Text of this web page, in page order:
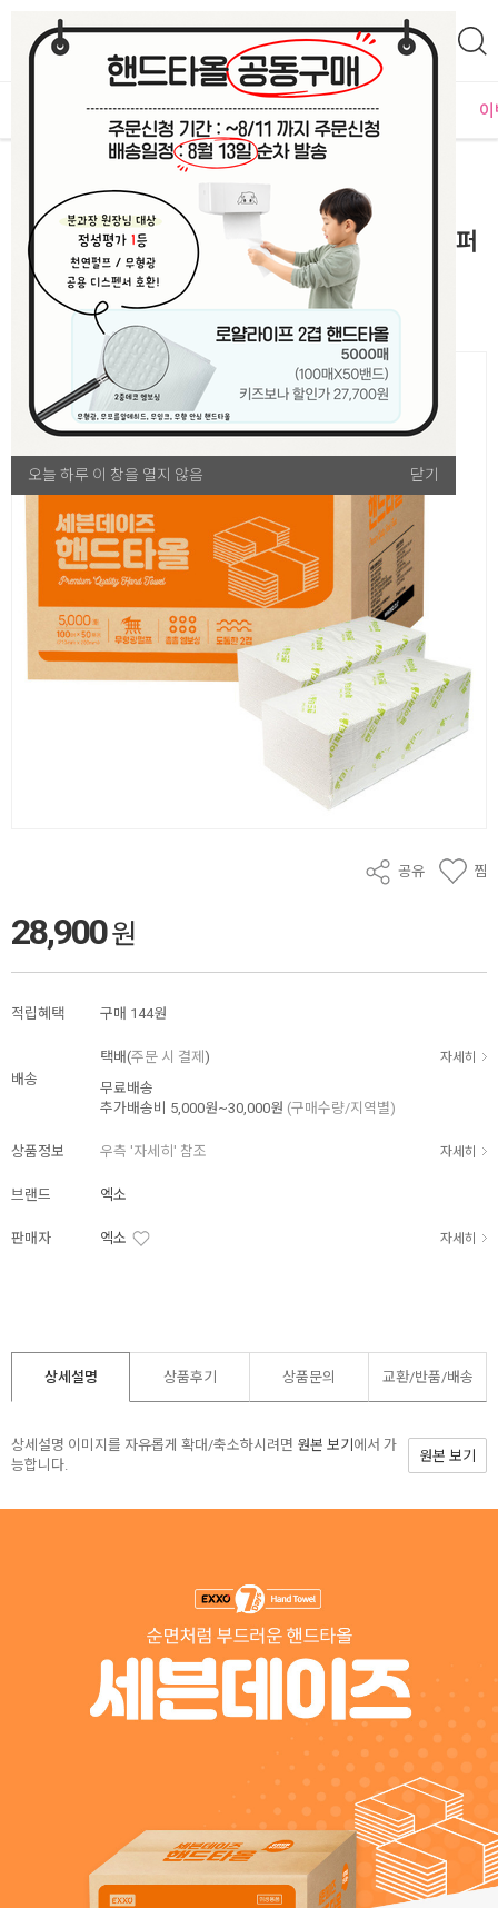
오늘 하루 이 창을 열지 않음 닫기
오늘 하루 이 창을 열지 않음 닫기
MD추천 PLAYLAB NEW BEST
위생 소모품
무형광 엑소 세븐데이즈 핸드타올 5000매 페이퍼
타올
공유 찜
28,900원
적립혜택 구매 144원
배송
택배(주문 시 결제 ) 자세히
무료배송
추가배송비
5,000원~30,000원 (구매수량/지역별)
상품정보 우측 '자세히' 참조 자세히
브랜드 엑소
판매자 엑소 자세히
상세설명 상품후기 상품문의 교환/반품/배송
상세설명 이미지를 자유롭게 확대/축소하시려면 원본 보기 에서 가
능합니다.
원본 보기